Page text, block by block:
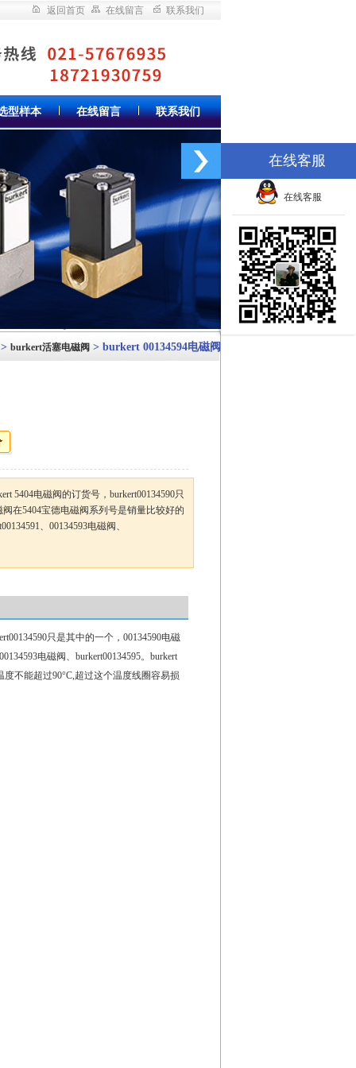
返回首页 在线留言 联系我们
型样本 在线留言 联系我们
burkert活塞电磁阀> burkert 00134594电磁阀
5404电磁阀的订货号，burkert00134590只
阀在5404宝德电磁阀系列号是销量比较好的
、00134593电磁阀、
只是其中的一个，00134590电磁
电磁阀、burkert00134595。burkert
不能超过90°C,超过这个温度线圈容易损
在线客服
在线客服